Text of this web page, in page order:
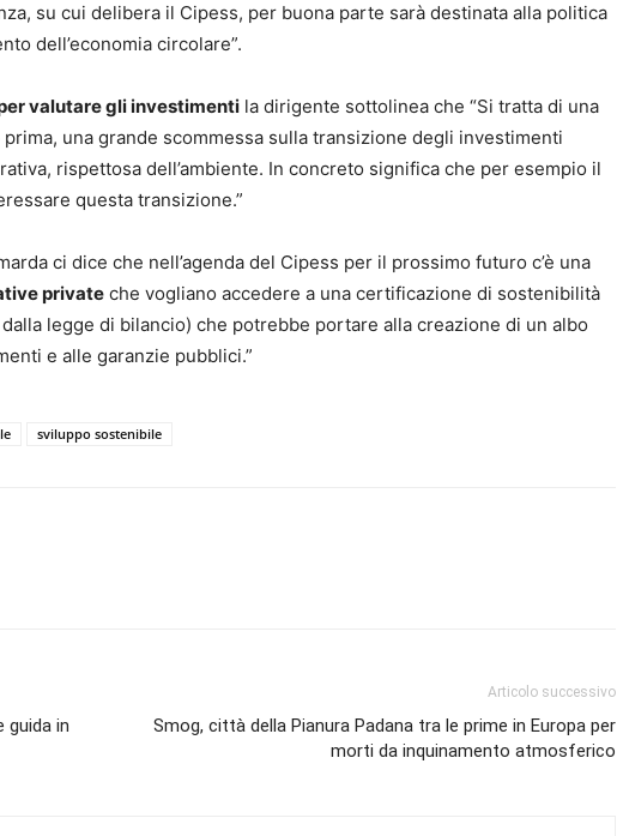
su cui delibera il Cipess, per buona parte sarà destinata alla politica
dell’economia circolare”.
valutare gli investimenti la dirigente sottolinea che “Si tratta di una
una grande scommessa sulla transizione degli investimenti
rispettosa dell’ambiente. In concreto significa che per esempio il
questa transizione.”
ci dice che nell’agenda del Cipess per il prossimo futuro c’è una
private che vogliano accedere a una certificazione di sostenibilità
legge di bilancio) che potrebbe portare alla creazione di un albo
e alle garanzie pubblici.”
sviluppo sostenibile
guida in
Articolo successivo
Smog, città della Pianura Padana tra le prime in Europa per
morti da inquinamento atmosferico